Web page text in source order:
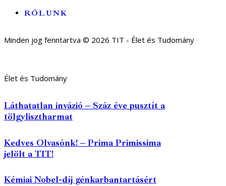
RÓLUNK
Minden jog fenntartva © 2026 TIT - Élet és Tudomány
Élet és Tudomány
Láthatatlan invázió – Száz éve pusztít a
tölgylisztharmat
Kedves Olvasónk! – Prima Primissima
jelölt a TIT!
Kémiai Nobel-díj génkarbantartásért